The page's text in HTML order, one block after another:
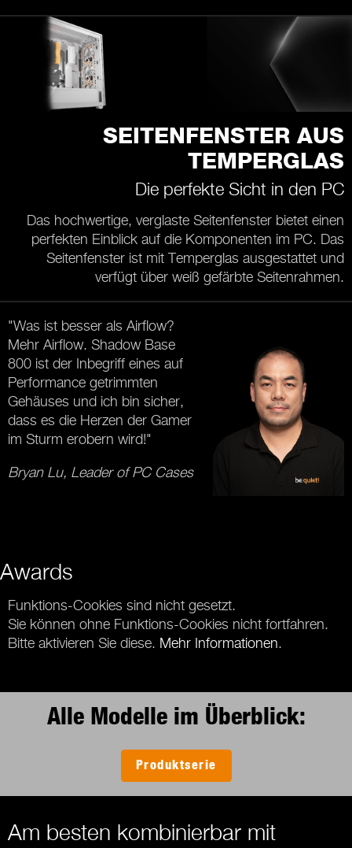
SEITENFENSTER AUS
TEMPERGLAS
Die perfekte Sicht in den PC
Das hochwertige, verglaste Seitenfenster bietet einen
perfekten Einblick auf die Komponenten im PC. Das
Seitenfenster ist mit Temperglas ausgestattet und
verfügt über weiß gefärbte Seitenrahmen.
"Was ist besser als Airflow?
Mehr Airflow. Shadow Base
800 ist der Inbegriff eines auf
Performance getrimmten
Gehäuses und ich bin sicher,
dass es die Herzen der Gamer
im Sturm erobern wird!"
Bryan Lu, Leader of PC Cases
Awards
Funktions-Cookies sind nicht gesetzt.
Sie können ohne Funktions-Cookies nicht fortfahren.
Bitte aktivieren Sie diese. Mehr Informationen.
Alle Modelle im Überblick:
Produktserie
Am besten kombinierbar mit